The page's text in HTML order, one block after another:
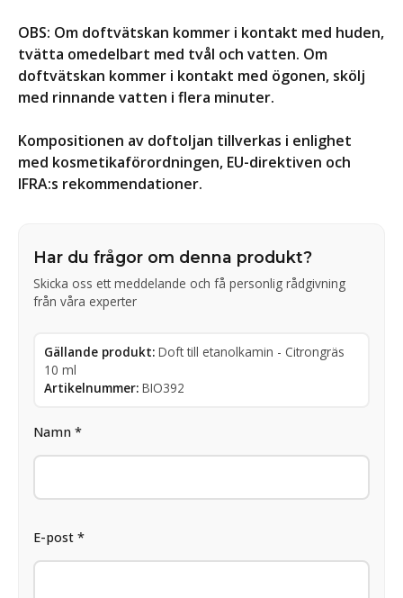
OBS: Om doftvätskan kommer i kontakt med huden,
tvätta omedelbart med tvål och vatten. Om
doftvätskan kommer i kontakt med ögonen, skölj
med rinnande vatten i flera minuter.
Kompositionen av doftoljan tillverkas i enlighet
med kosmetikaförordningen, EU-direktiven och
IFRA:s rekommendationer.
Har du frågor om denna produkt?
Skicka oss ett meddelande och få personlig rådgivning
från våra experter
Gällande produkt: Doft till etanolkamin - Citrongräs
10 ml
Artikelnummer: BIO392
Namn *
E-post *